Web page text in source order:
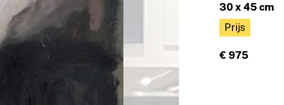
30 x 45 cm
Prijs
€ 975